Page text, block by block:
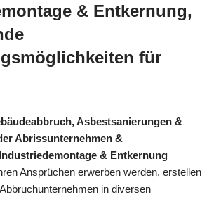
& Entkernung,
für
Asbestsanierungen &
Abrissunternehmen &
& Entkernung
Ansprüchen erwerben werden, erstellen
in diversen